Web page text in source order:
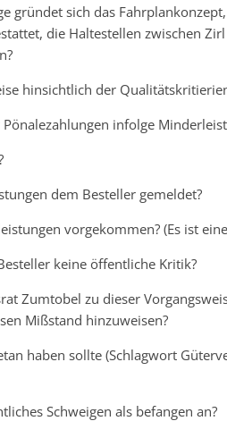
gründet sich das
die Haltestellen zwischen
hinsichtlich der
infolge
dem Besteller gemeldet?
vorgekommen? (Es ist
keine öffentliche Kritik?
Zumtobel zu dieser
Mißstand hinzuweisen?
haben sollte (Schlagwort
Schweigen als befangen an?